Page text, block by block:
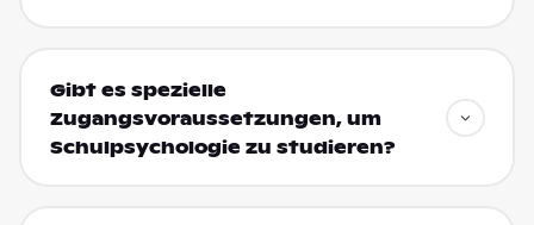
Gibt es spezielle
Zugangsvoraussetzungen, um
Schulpsychologie zu studieren?